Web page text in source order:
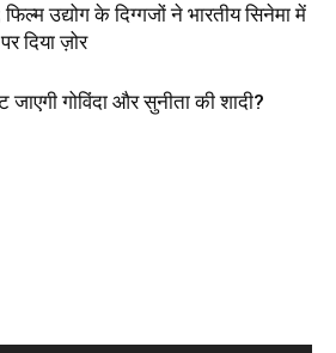
फिल्म उद्योग के दिग्गजों ने भारतीय सिनेमा में
दिया ज़ोर
जाएगी गोविंदा और सुनीता की शादी?